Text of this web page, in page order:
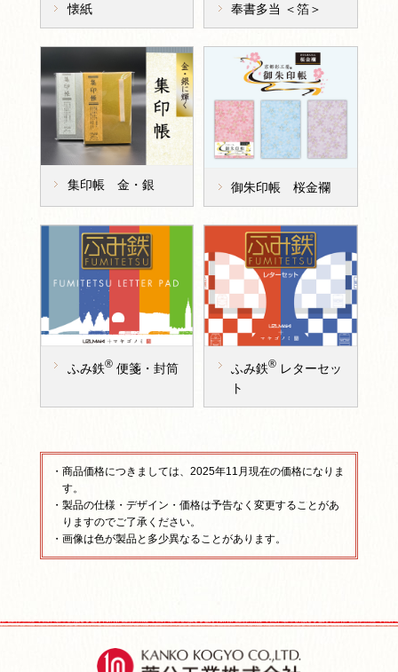
懐紙 奉書多当 ＜箔＞
集印帳 金・銀 御朱印帳 桜金襴
ふみ鉄® 便箋・封筒 ふみ鉄® レターセッ
ト
・商品価格につきましては、2025年11月現在の価格になりま
す。
・製品の仕様・デザイン・価格は予告なく変更することがあ
りますのでご了承ください。
・画像は色が製品と多少異なることがあります。